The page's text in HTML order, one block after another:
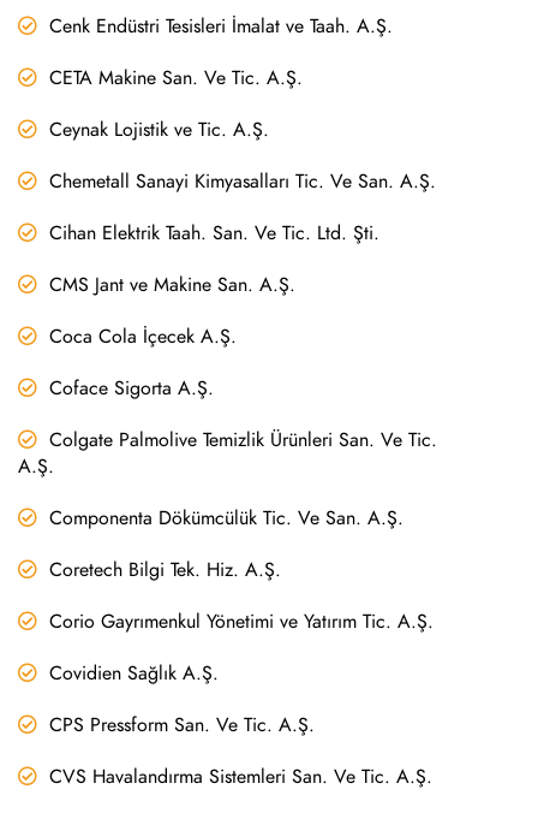
Cenk Endüstri Tesisleri İmalat ve Taah. A.Ş.
CETA Makine San. Ve Tic. A.Ş.
Ceynak Lojistik ve Tic. A.Ş.
Chemetall Sanayi Kimyasalları Tic. Ve San. A.Ş.
Cihan Elektrik Taah. San. Ve Tic. Ltd. Şti.
CMS Jant ve Makine San. A.Ş.
Coca Cola İçecek A.Ş.
Coface Sigorta A.Ş.
Colgate Palmolive Temizlik Ürünleri San. Ve Tic.
A.Ş.
Componenta Dökümcülük Tic. Ve San. A.Ş.
Coretech Bilgi Tek. Hiz. A.Ş.
Corio Gayrımenkul Yönetimi ve Yatırım Tic. A.Ş.
Covidien Sağlık A.Ş.
CPS Pressform San. Ve Tic. A.Ş.
CVS Havalandırma Sistemleri San. Ve Tic. A.Ş.